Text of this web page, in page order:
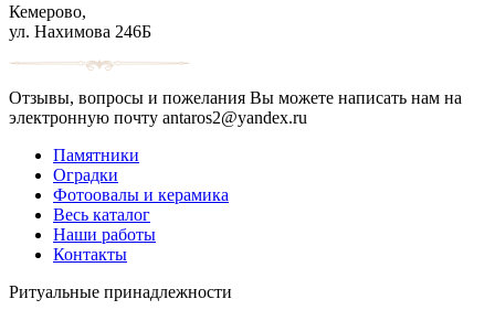
Кемерово,
ул. Нахимова 246Б
Отзывы, вопросы и пожелания Вы можете написать нам на
электронную почту antaros2@yandex.ru
Памятники
Оградки
Фотоовалы и керамика
Весь каталог
Наши работы
Контакты
Ритуальные принадлежности